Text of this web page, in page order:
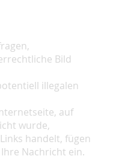
Bild
illegalen
auf
wurde,
handelt, fügen
Nachricht ein.